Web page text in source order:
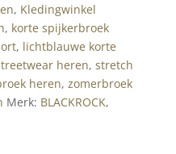
, Kledingwinkel
, korte spijkerbroek
, lichtblauwe korte
heren, stretch
heren, zomerbroek
Merk: BLACKROCK,